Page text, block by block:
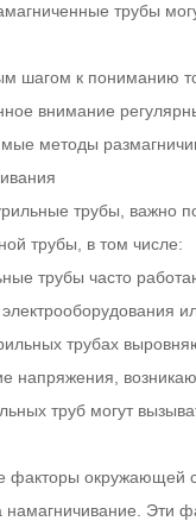
трубы
шагом к пониманию
внимание
методы
трубы, важно
трубы, в том числе:
трубы часто
трубах
напряжения,
труб могут
окружающей
Эти